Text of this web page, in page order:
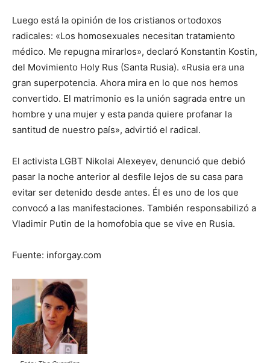
Luego está la opinión de los cristianos ortodoxos
radicales: «Los homosexuales necesitan tratamiento
médico. Me repugna mirarlos», declaró Konstantin Kostin,
del Movimiento Holy Rus (Santa Rusia). «Rusia era una
gran superpotencia. Ahora mira en lo que nos hemos
convertido. El matrimonio es la unión sagrada entre un
hombre y una mujer y esta panda quiere profanar la
santitud de nuestro país», advirtió el radical.
El activista LGBT Nikolai Alexeyev, denunció que debió
pasar la noche anterior al desfile lejos de su casa para
evitar ser detenido desde antes. Él es uno de los que
convocó a las manifestaciones. También responsabilizó a
Vladimir Putin de la homofobia que se vive en Rusia.
Fuente: inforgay.com